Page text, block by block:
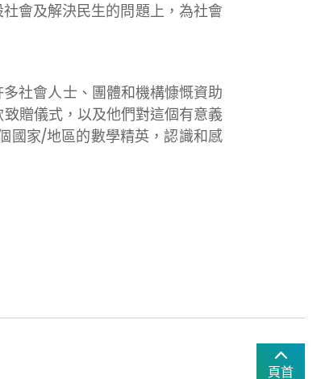
會及解決民生的問題上，為社會
社會人士、團體和機構慷慨資助
贈儀式，以及他們對這個有意義
國家/地區的數學精英，認識和感
頁首